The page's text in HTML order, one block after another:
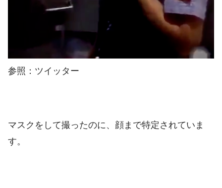
参照：ツイッター
マスクをして撮ったのに、顔まで特定されていま
す。